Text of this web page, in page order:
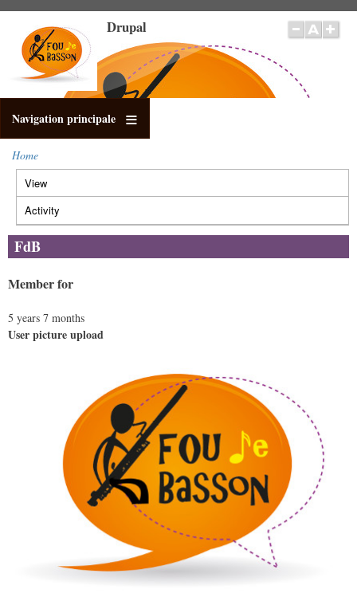
main
content
Drupal
Navigation principale
Breadcrumb
Home
Primary
tabs
View
tab)
Activity
FdB
Member for
5 years 7 months
User picture upload